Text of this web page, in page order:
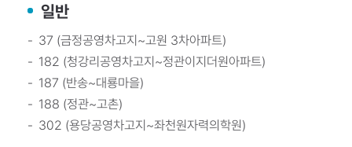
일반
37 (금정공영차고지~고원 3차아파트)
182 (청강리공영차고지~정관이지더원아파트)
187 (반송~대룡마을)
188 (정관~고촌)
302 (용당공영차고지~좌천원자력의학원)